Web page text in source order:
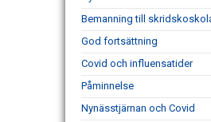
Bemanning till
God fortsättning
Covid och influensatider
Påminnelse
Nynässtjärnan och Covid